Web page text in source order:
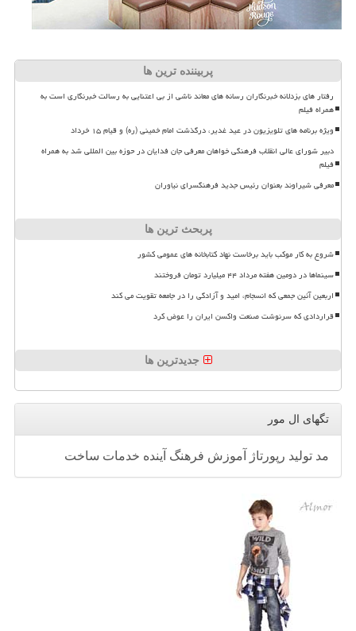
پربیننده ترین ها
رفتار های بزدلانه خبرنگاران رسانه های معاند ناشی از بی اعتنایی به رسالت خبرنگاری است به
همراه فیلم
ویژه برنامه های تلویزیون در عید غدیر، درگذشت امام خمینی (ره) و قیام ۱۵ خرداد
دبیر شورای عالی انقلاب فرهنگی خواهان معرفی جان فدایان در حوزه بین المللی شد به همراه
فیلم
معرفی شیراوند بعنوان رئیس جدید فرهنگسرای نیاوران
پربحث ترین ها
شروع به کار موکب باید برخاست نهاد کتابخانه های عمومی کشور
سینماها در دومین هفته مرداد ۴۴ میلیارد تومان فروختند
اربعین آئین جمعی که انسجام، امید و آزادگی را در جامعه تقویت می کند
قراردادی که سرنوشت صنعت واکسن ایران را عوض کرد
جدیدترین ها
تگهای ال مور
مد تولید رپورتاژ آموزش فرهنگ آینده خدمات ساخت